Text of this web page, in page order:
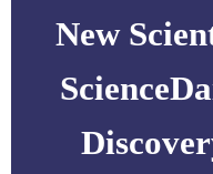
New